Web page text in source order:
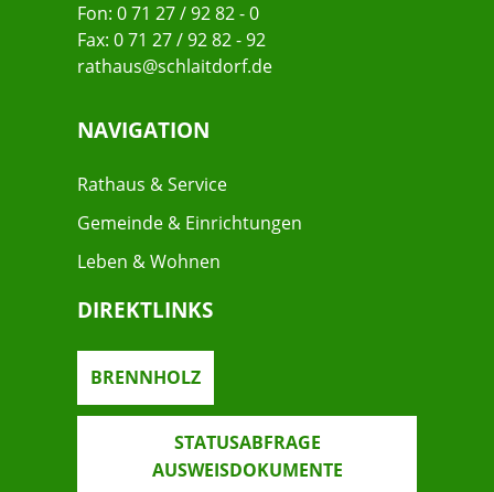
Fon: 0 71 27 / 92 82 - 0
Fax: 0 71 27 / 92 82 - 92
rathaus@schlaitdorf.de
NAVIGATION
Rathaus & Service
Gemeinde & Einrichtungen
Leben & Wohnen
DIREKTLINKS
BRENNHOLZ
STATUSABFRAGE
AUSWEISDOKUMENTE